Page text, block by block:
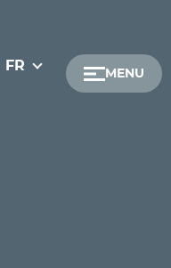
FR MENU